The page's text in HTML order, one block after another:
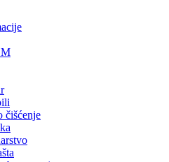
čišćenje